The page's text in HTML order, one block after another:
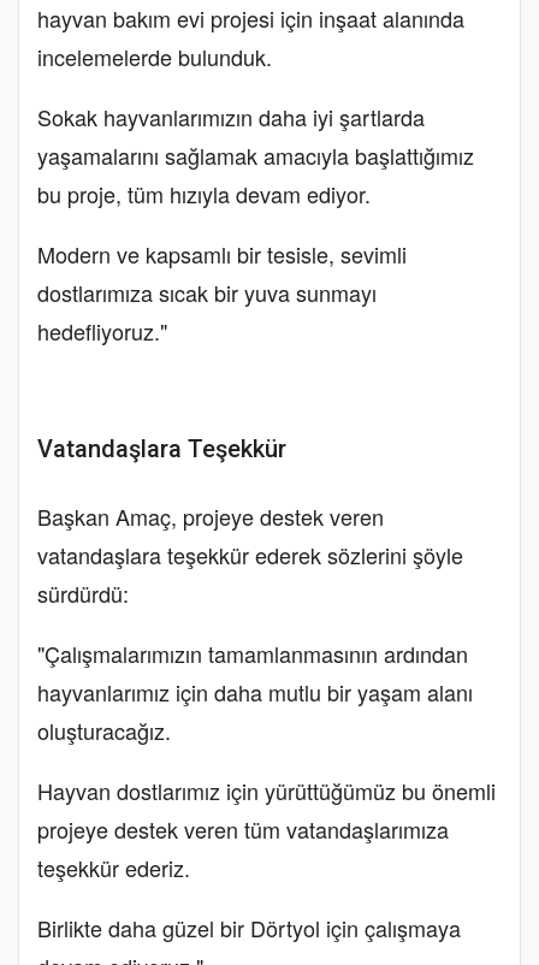
hayvan bakım evi projesi için inşaat alanında
incelemelerde bulunduk.
Sokak hayvanlarımızın daha iyi şartlarda
yaşamalarını sağlamak amacıyla başlattığımız
bu proje, tüm hızıyla devam ediyor.
Modern ve kapsamlı bir tesisle, sevimli
dostlarımıza sıcak bir yuva sunmayı
hedefliyoruz."
Vatandaşlara Teşekkür
Başkan Amaç, projeye destek veren
vatandaşlara teşekkür ederek sözlerini şöyle
sürdürdü:
"Çalışmalarımızın tamamlanmasının ardından
hayvanlarımız için daha mutlu bir yaşam alanı
oluşturacağız.
Hayvan dostlarımız için yürüttüğümüz bu önemli
projeye destek veren tüm vatandaşlarımıza
teşekkür ederiz.
Birlikte daha güzel bir Dörtyol için çalışmaya